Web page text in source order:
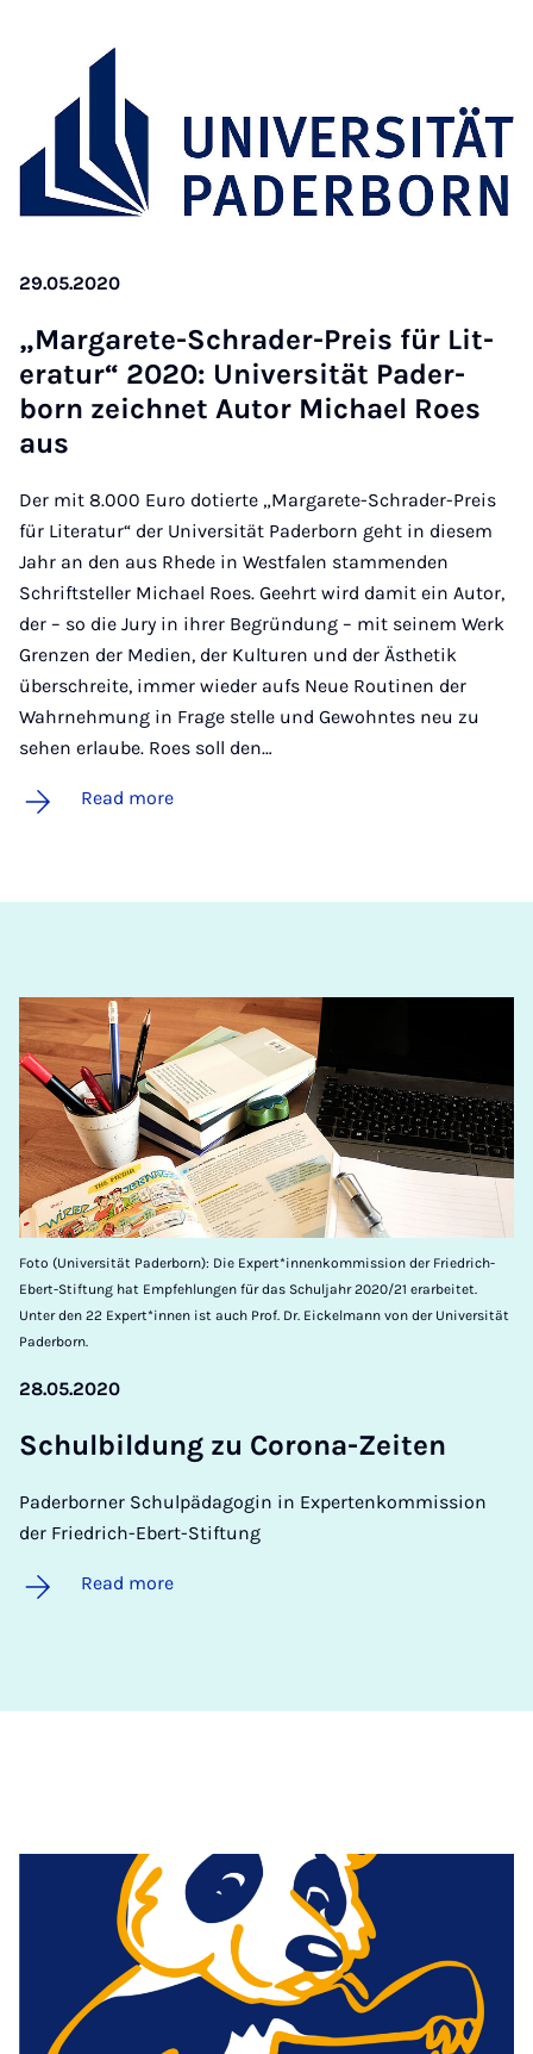
29.05.2020
„Mar­garete-Schrader-Pre­is für Lit­
er­at­ur“ 2020: Uni­versität Pader­
born zeich­net Autor Mi­chael Roes
aus
Der mit 8.000 Euro dotierte „Margarete-Schrader-Preis
für Literatur“ der Universität Paderborn geht in diesem
Jahr an den aus Rhede in Westfalen stammenden
Schriftsteller Michael Roes. Geehrt wird damit ein Autor,
der – so die Jury in ihrer Begründung – mit seinem Werk
Grenzen der Medien, der Kulturen und der Ästhetik
überschreite, immer wieder aufs Neue Routinen der
Wahrnehmung in Frage stelle und Gewohntes neu zu
sehen erlaube. Roes soll den…
Read more
Foto (Universität Paderborn): Die Expert*innenkommission der Friedrich-
Ebert-Stiftung hat Empfehlungen für das Schuljahr 2020/21 erarbeitet.
Unter den 22 Expert*innen ist auch Prof. Dr. Eickelmann von der Universität
Paderborn.
28.05.2020
Schul­b­ildung zu Corona-Zeiten
Paderborner Schulpädagogin in Expertenkommission
der Friedrich-Ebert-Stiftung
Read more